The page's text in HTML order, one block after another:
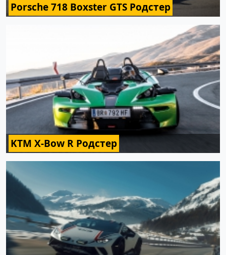
Porsche 718 Boxster GTS Родстер
KTM X-Bow R Родстер